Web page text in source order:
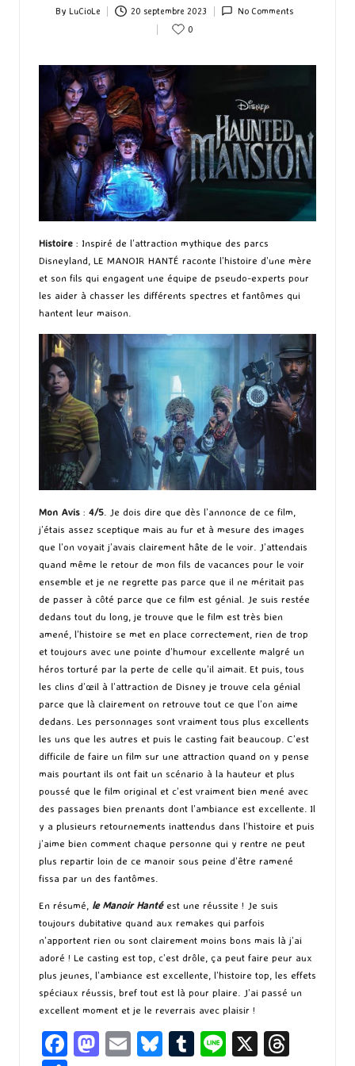
Posted
By LuCioLe 20 septembre 2023
No Comments
0
Histoire : Inspiré de l’attraction mythique des parcs
Disneyland, LE MANOIR HANTÉ raconte l’histoire d’une mère
et son fils qui engagent une équipe de pseudo-experts pour
les aider à chasser les différents spectres et fantômes qui
hantent leur maison.
Mon Avis : 4/5 . Je dois dire que dès l’annonce de ce film,
j’étais assez sceptique mais au fur et à mesure des images
que l’on voyait j’avais clairement hâte de le voir. J’attendais
quand même le retour de mon fils de vacances pour le voir
ensemble et je ne regrette pas parce que il ne méritait pas
de passer à côté parce que ce film est génial. Je suis restée
dedans tout du long, je trouve que le film est très bien
amené, l’histoire se met en place correctement, rien de trop
et toujours avec une pointe d’humour excellente malgré un
héros torturé par la perte de celle qu’il aimait. Et puis, tous
les clins d’œil à l’attraction de Disney je trouve cela génial
parce que là clairement on retrouve tout ce que l’on aime
dedans. Les personnages sont vraiment tous plus excellents
les uns que les autres et puis le casting fait beaucoup. C’est
difficile de faire un film sur une attraction quand on y pense
mais pourtant ils ont fait un scénario à la hauteur et plus
poussé que le film original et c’est vraiment bien mené avec
des passages bien prenants dont l’ambiance est excellente. Il
y a plusieurs retournements inattendus dans l’histoire et puis
j’aime bien comment chaque personne qui y rentre ne peut
plus repartir loin de ce manoir sous peine d’être ramené
fissa par un des fantômes.
En résumé, le Manoir Hantéest une réussite ! Je suis
toujours dubitative quand aux remakes qui parfois
n’apportent rien ou sont clairement moins bons mais là j’ai
adoré ! Le casting est top, c’est drôle, ça peut faire peur aux
plus jeunes, l’ambiance est excellente, l’histoire top, les effets
spéciaux réussis, bref tout est là pour plaire. J’ai passé un
excellent moment et je le reverrais avec plaisir !
Fa M E
Bl T
Li X